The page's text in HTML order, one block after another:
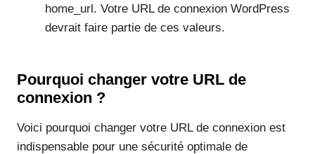
home_url. Votre URL de connexion WordPress
devrait faire partie de ces valeurs.
Pourquoi changer votre URL de
connexion ?
Voici pourquoi changer votre URL de connexion est
indispensable pour une sécurité optimale de